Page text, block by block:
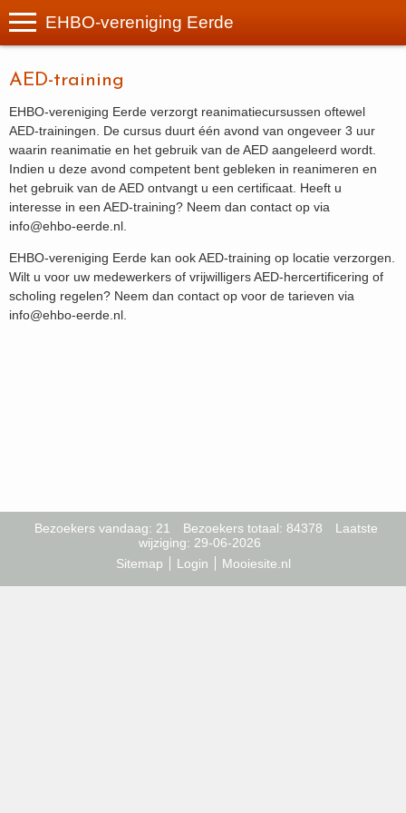
EHBO-vereniging Eerde
AED-training
EHBO-vereniging Eerde verzorgt reanimatiecursussen oftewel
AED-trainingen. De cursus duurt één avond van ongeveer 3 uur
waarin reanimatie en het gebruik van de AED aangeleerd wordt.
Indien u deze avond competent bent gebleken in reanimeren en
het gebruik van de AED ontvangt u een certificaat. Heeft u
interesse in een AED-training? Neem dan contact op via
info@ehbo-eerde.nl.
EHBO-vereniging Eerde kan ook AED-training op locatie verzorgen.
Wilt u voor uw medewerkers of vrijwilligers AED-hercertificering of
scholing regelen? Neem dan contact op voor de tarieven via
info@ehbo-eerde.nl.
Bezoekers vandaag: 21 Bezoekers totaal: 84378
Laatste
wijziging: 29-06-2026
Sitemap
Login Mooiesite.nl